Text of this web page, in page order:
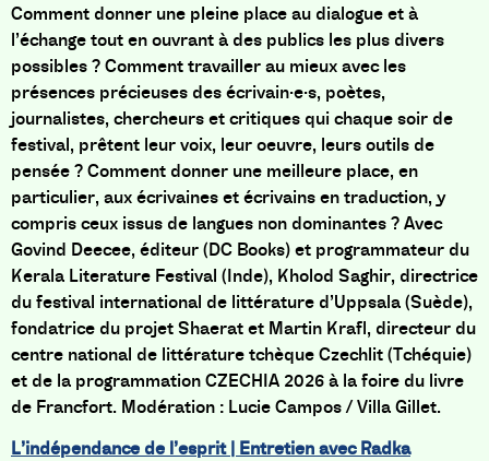
Comment donner une pleine place au dialogue et à
l’échange tout en ouvrant à des publics les plus divers
possibles ? Comment travailler au mieux avec les
présences précieuses des écrivain·e·s, poètes,
journalistes, chercheurs et critiques qui chaque soir de
festival, prêtent leur voix, leur oeuvre, leurs outils de
pensée ? Comment donner une meilleure place, en
particulier, aux écrivaines et écrivains en traduction, y
compris ceux issus de langues non dominantes ? Avec
Govind Deecee, éditeur (DC Books) et programmateur du
Kerala Literature Festival (Inde), Kholod Saghir, directrice
du festival international de littérature d’Uppsala (Suède),
fondatrice du projet Shaerat et Martin Krafl, directeur du
centre national de littérature tchèque Czechlit (Tchéquie)
et de la programmation CZECHIA 2026 à la foire du livre
de Francfort. Modération : Lucie Campos / Villa Gillet.
L’indépendance de l’esprit | Entretien avec Radka